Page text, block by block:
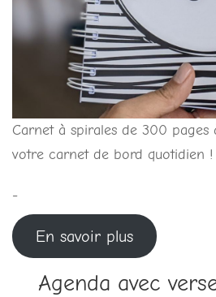
Carnet à spirales de 300 pages
votre carnet de bord quotidien !
-
En savoir plus
Agenda avec